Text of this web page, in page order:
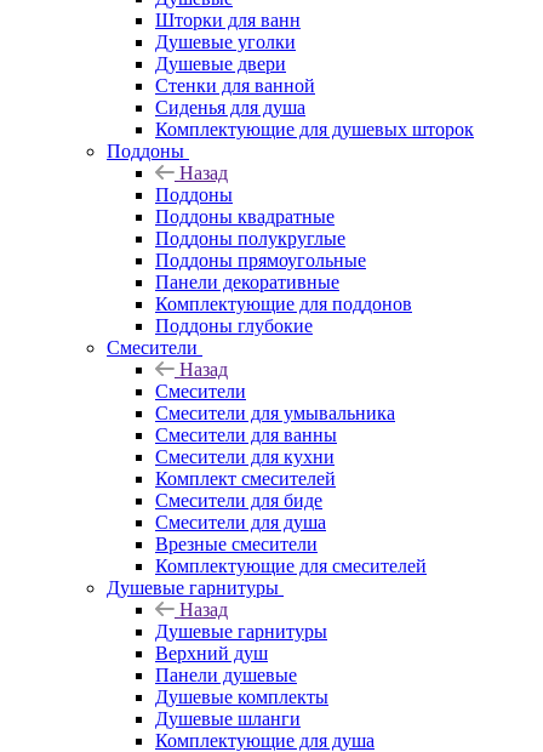
Шторки для ванн
Душевые уголки
Душевые двери
Стенки для ванной
Сиденья для душа
Комплектующие для душевых шторок
Поддоны
Назад
Поддоны
Поддоны квадратные
Поддоны полукруглые
Поддоны прямоугольные
Панели декоративные
Комплектующие для поддонов
Поддоны глубокие
Смесители
Назад
Смесители
Смесители для умывальника
Смесители для ванны
Смесители для кухни
Комплект смесителей
Смесители для биде
Смесители для душа
Врезные смесители
Комплектующие для смесителей
Душевые гарнитуры
Назад
Душевые гарнитуры
Верхний душ
Панели душевые
Душевые комплекты
Душевые шланги
Комплектующие для душа